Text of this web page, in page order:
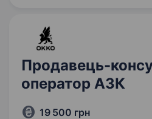
на зв’язку,…
Продавець-
оператор АЗК
19 500 грн